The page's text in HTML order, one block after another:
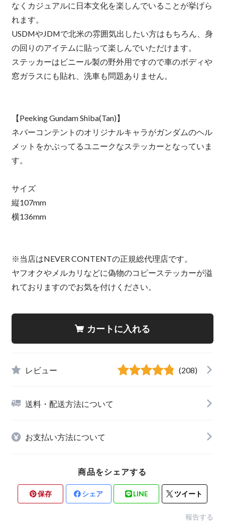
なくカジュアルに日本文化を楽しんでいることが挙げら
れます。
USDMやJDMで北米の雰囲気出したい方はもちろん、身
の回りのアイテムに貼って楽しんでいただけます。
ステッカーはビニール製の野外用ですので車のボディや
窓ガラスにも貼れ、洗車も問題ありません。
【Peeking Gundam Shiba(Tan)】
ネバーコンテントのオリジナルキャラがガンダムのヘル
メットをかぶってるユニークなステッカーとなっていま
す。
サイズ
縦107mm
横136mm
※当店はNEVER CONTENTの正規総代理店です。
ヤフオクやメルカリなどに偽物のコピーステッカーが溢
れておりますのでお気を付けください。
カートに入れる
レビュー (208)
送料・配送方法について
お支払い方法について
商品をシェアする
保存 シェア LINE ツイート
報告する